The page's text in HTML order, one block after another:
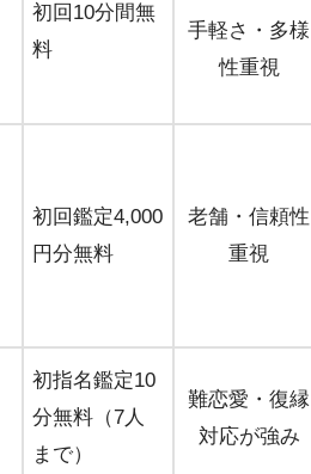
初回10分間無
料
手軽さ・多様
性重視
初回鑑定4,000
円分無料
老舗・信頼性
重視
初指名鑑定10
分無料（7人
まで）
難恋愛・復縁
対応が強み